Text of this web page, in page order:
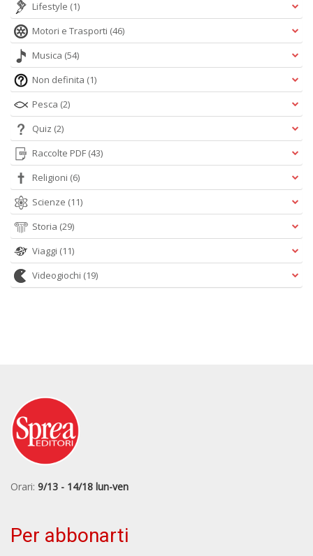
Lifestyle (1)
Motori e Trasporti (46)
Musica (54)
Non definita (1)
Pesca (2)
Quiz (2)
Raccolte PDF (43)
Religioni (6)
Scienze (11)
Storia (29)
Viaggi (11)
Videogiochi (19)
Orari: 9/13 - 14/18 lun-ven
Per abbonarti